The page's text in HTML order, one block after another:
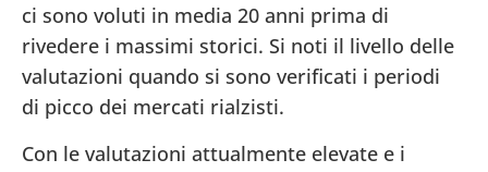
ci sono voluti in media 20 anni prima di
rivedere i massimi storici. Si noti il livello delle
valutazioni quando si sono verificati i periodi
di picco dei mercati rialzisti.
Con le valutazioni attualmente elevate e i